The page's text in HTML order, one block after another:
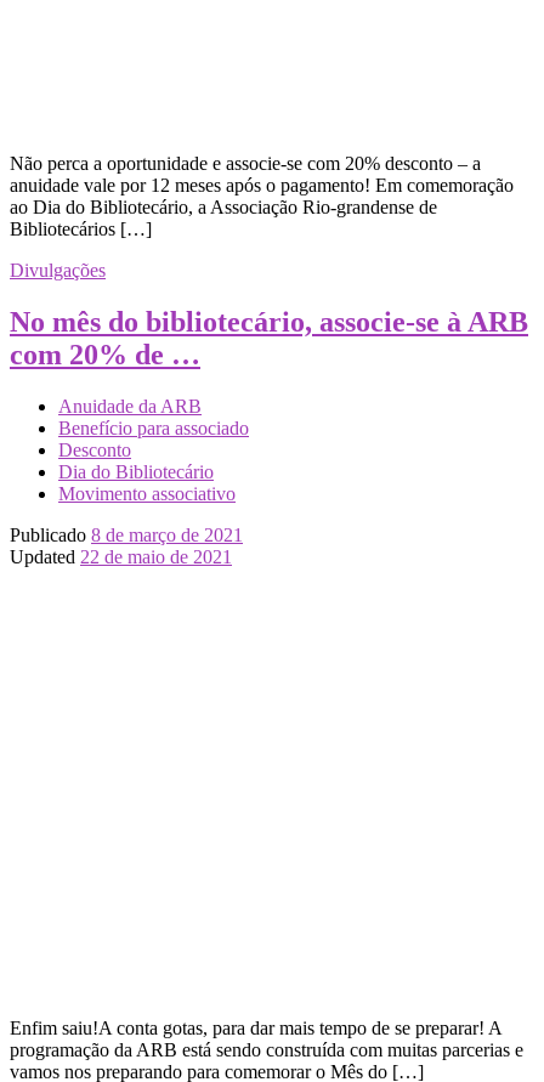
Não perca a oportunidade e associe-se com 20% desconto – a
anuidade vale por 12 meses após o pagamento! Em comemoração
ao Dia do Bibliotecário, a Associação Rio-grandense de
Bibliotecários […]
Divulgações
No mês do bibliotecário, associe-se à ARB
com 20% de …
Anuidade da ARB
Benefício para associado
Desconto
Dia do Bibliotecário
Movimento associativo
Publicado 8 de março de 2021
Updated 22 de maio de 2021
Enfim saiu!A conta gotas, para dar mais tempo de se preparar! A
programação da ARB está sendo construída com muitas parcerias e
vamos nos preparando para comemorar o Mês do […]